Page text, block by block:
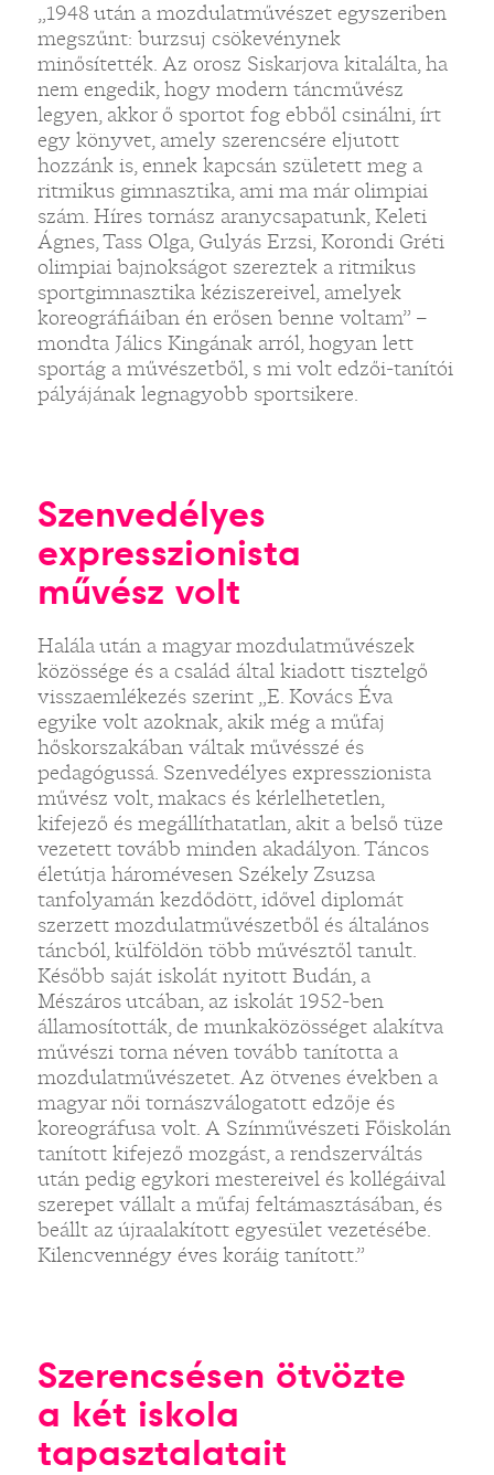
„1948 után a mozdulatművészet egyszeriben
megszűnt: burzsuj csökevénynek
minősítették. Az orosz Siskarjova kitalálta, ha
nem engedik, hogy modern táncművész
legyen, akkor ő sportot fog ebből csinálni, írt
egy könyvet, amely szerencsére eljutott
hozzánk is, ennek kapcsán született meg a
ritmikus gimnasztika, ami ma már olimpiai
szám. Híres tornász aranycsapatunk, Keleti
Ágnes, Tass Olga, Gulyás Erzsi, Korondi Gréti
olimpiai bajnokságot szereztek a ritmikus
sportgimnasztika kéziszereivel, amelyek
koreográfiáiban én erősen benne voltam” –
mondta Jálics Kingának arról, hogyan lett
sportág a művészetből, s mi volt edzői-tanítói
pályájának legnagyobb sportsikere.
Szenvedélyes
expresszionista
művész volt
Halála után a magyar mozdulatművészek
közössége és a család által kiadott tisztelgő
visszaemlékezés szerint „E. Kovács Éva
egyike volt azoknak, akik még a műfaj
hőskorszakában váltak művésszé és
pedagógussá. Szenvedélyes expresszionista
művész volt, makacs és kérlelhetetlen,
kifejező és megállíthatatlan, akit a belső tüze
vezetett tovább minden akadályon. Táncos
életútja háromévesen Székely Zsuzsa
tanfolyamán kezdődött, idővel diplomát
szerzett mozdulatművészetből és általános
táncból, külföldön több művésztől tanult.
Később saját iskolát nyitott Budán, a
Mészáros utcában, az iskolát 1952-ben
államosították, de munkaközösséget alakítva
művészi torna néven tovább tanította a
mozdulatművészetet. Az ötvenes években a
magyar női tornászválogatott edzője és
koreográfusa volt. A Színművészeti Főiskolán
tanított kifejező mozgást, a rendszerváltás
után pedig egykori mestereivel és kollégáival
szerepet vállalt a műfaj feltámasztásában, és
beállt az újraalakított egyesület vezetésébe.
Kilencvennégy éves koráig tanított.”
Szerencsésen ötvözte
a két iskola
tapasztalatait